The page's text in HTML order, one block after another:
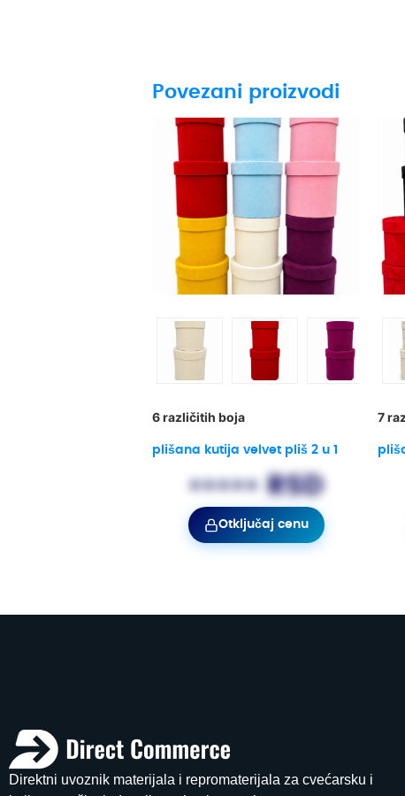
Povezani proizvodi
6 različitih boja
plišana kutija velvet pliš 2 u 1
••••• RSD
Otključaj cenu
7
Direktni uvoznik materijala i repromaterijala za cvećarsku i